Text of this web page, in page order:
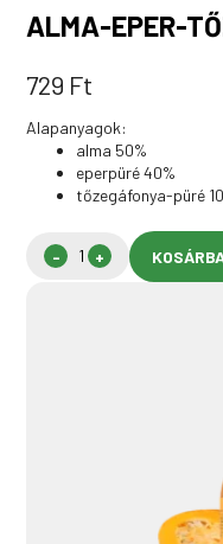
ALMA-EPER-
729 Ft
Alapanyagok:
alma 50%
eperpüré 40%
tőzegáfonya-püré